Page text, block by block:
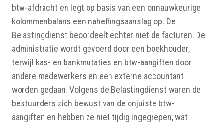
btw-afdracht en legt op basis van een onnauwkeurige
kolommenbalans een naheffingsaanslag op. De
Belastingdienst beoordeelt echter niet de facturen. De
administratie wordt gevoerd door een boekhouder,
terwijl kas- en bankmutaties en btw-aangiften door
andere medewerkers en een externe accountant
worden gedaan. Volgens de Belastingdienst waren de
bestuurders zich bewust van de onjuiste btw-
aangiften en hebben ze niet tijdig ingegrepen, wat